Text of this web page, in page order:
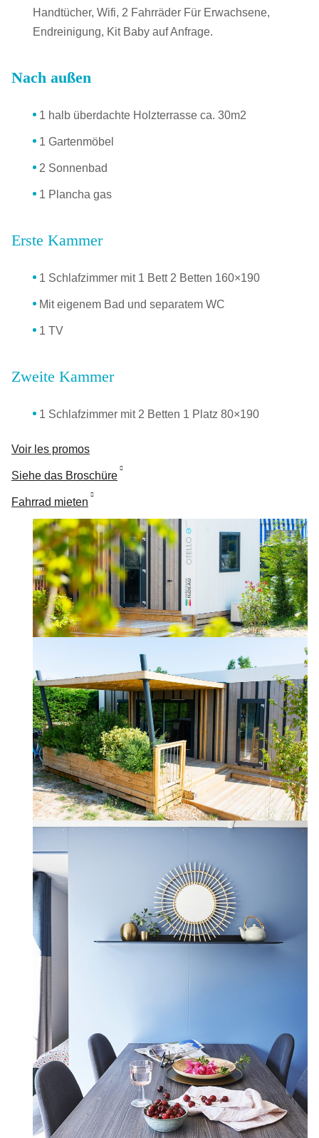
Handtücher, Wifi, 2 Fahrräder Für Erwachsene,
Endreinigung, Kit Baby auf Anfrage.
Nach außen
1 halb überdachte Holzterrasse ca. 30m2
1 Gartenmöbel
2 Sonnenbad
1 Plancha gas
Erste Kammer
1 Schlafzimmer mit 1 Bett 2 Betten 160×190
Mit eigenem Bad und separatem WC
1 TV
Zweite Kammer
1 Schlafzimmer mit 2 Betten 1 Platz 80×190
Voir les promos
Siehe das Broschüre
Fahrrad mieten